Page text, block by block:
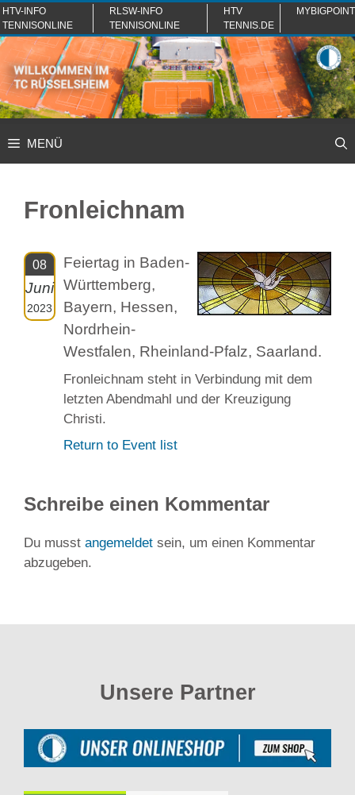
Zum
Inhalt
springen
HTV-INFO
TENNISONLINE
RLSW-INFO
TENNISONLINE
HTV
TENNIS.DE
MYBIGPOINT
MENÜ
Fronleichnam
08
Juni
2023
Feiertag in Baden-
Württemberg,
Bayern, Hessen,
Nordrhein-
Westfalen, Rheinland-Pfalz, Saarland.
Fronleichnam steht in Verbindung mit dem
letzten Abendmahl und der Kreuzigung
Christi.
Return to Event list
Schreibe einen Kommentar
Du musst angemeldet sein, um einen Kommentar
abzugeben.
Unsere Partner